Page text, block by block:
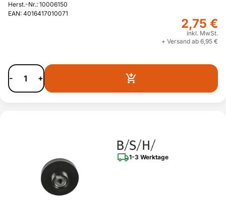
Herst.-Nr.: 10006150
EAN: 4016417010071
2,75 €
inkl. MwSt.
+ Versand ab 6,95 €
- +
1-3 Werktage